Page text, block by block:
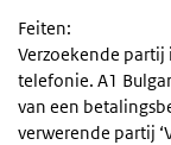
Feiten:
Verzoekende partij
telefonie. A1
van een
verwerende partij